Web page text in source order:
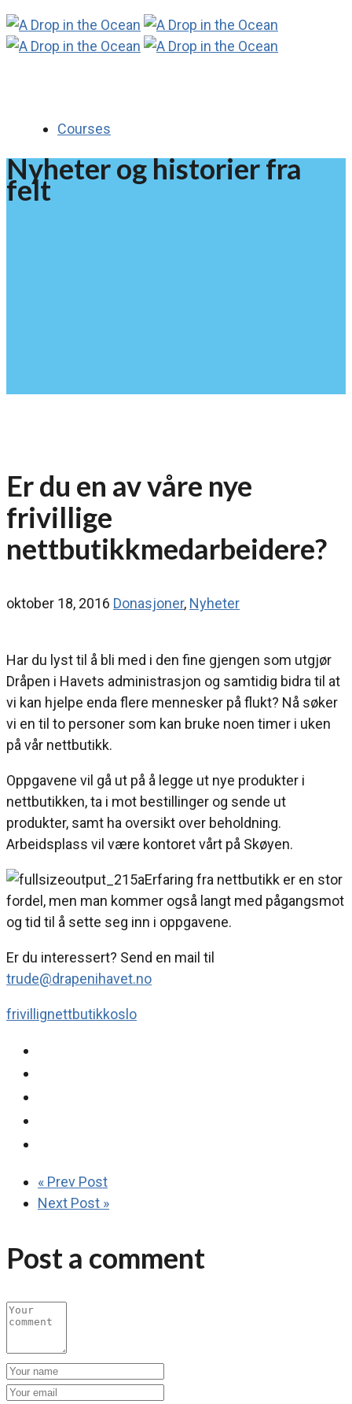
Courses
Nyheter og historier fra
felt
Er du en av våre nye
frivillige
nettbutikkmedarbeidere?
oktober 18, 2016 Donasjoner, Nyheter
Har du lyst til å bli med i den fine gjengen som utgjør
Dråpen i Havets administrasjon og samtidig bidra til at
vi kan hjelpe enda flere mennesker på flukt? Nå søker
vi en til to personer som kan bruke noen timer i uken
på vår nettbutikk.
Oppgavene vil gå ut på å legge ut nye produkter i
nettbutikken, ta i mot bestillinger og sende ut
produkter, samt ha oversikt over beholdning.
Arbeidsplass vil være kontoret vårt på Skøyen.
Erfaring fra nettbutikk er en stor
fordel, men man kommer også langt med pågangsmot
og tid til å sette seg inn i oppgavene.
Er du interessert? Send en mail til
trude@drapenihavet.no
frivillignettbutikkoslo
« Prev Post
Next Post »
Post a comment